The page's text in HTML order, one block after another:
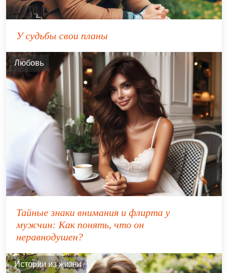
У судьбы свои планы
Любовь
Тайные знаки внимания и флирта у
мужчин: Как понять, что он
неравнодушен?
Истории из жизни